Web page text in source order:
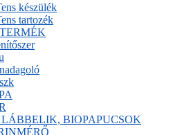
készülék
tartozék
BIOPAPUCSOK